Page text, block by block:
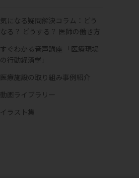
気になる疑問解決コラム：どう
なる？ どうする？ 医師の働き方
すぐわかる音声講座 「医療現場
の行動経済学」
医療施設の取り組み事例紹介
動画ライブラリー
イラスト集